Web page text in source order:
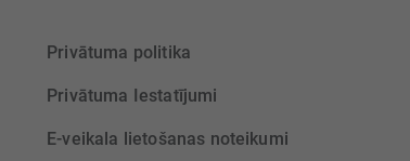
Privātuma politika
Privātuma Iestatījumi
E-veikala lietošanas noteikumi